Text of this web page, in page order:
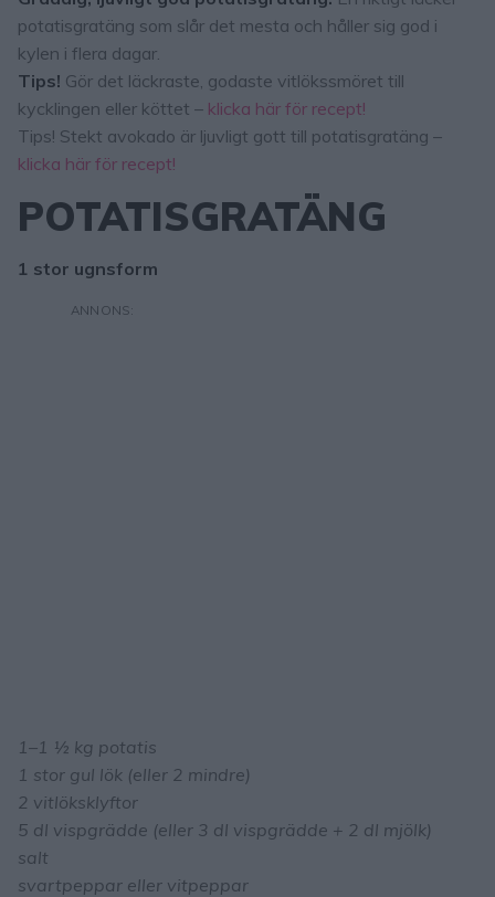
potatisgratäng som slår det mesta och håller sig god i
kylen i flera dagar.
Tips! Gör det läckraste, godaste vitlökssmöret till
kycklingen eller köttet – klicka här för recept!
Tips! Stekt avokado är ljuvligt gott till potatisgratäng –
klicka här för recept!
POTATISGRATÄNG
1 stor ugnsform
1–1 ½ kg potatis
1 stor gul lök (eller 2 mindre)
2 vitlöksklyftor
5 dl vispgrädde (eller 3 dl vispgrädde + 2 dl mjölk)
salt
svartpeppar eller vitpeppar